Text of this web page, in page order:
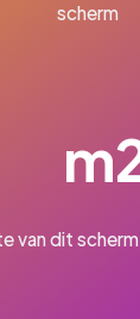
scherm
van dit